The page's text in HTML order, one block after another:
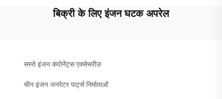
बिक्री के लिए इंजन घटक अपरेल
सस्ते इंजन कंपोनेंट्स एक्सेसरीज़
चीन इंजन जनरेटर पार्ट्स निर्माताओं